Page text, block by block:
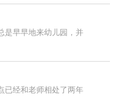
是早早地来幼儿园，并
已经和老师相处了两年